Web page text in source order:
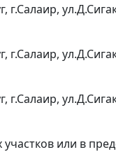
г.Салаир,
г.Салаир,
г.Салаир,
или в